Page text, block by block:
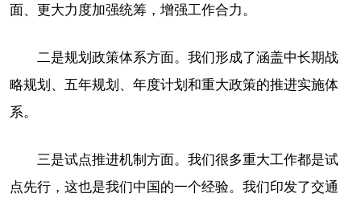
面、更大力度加强统筹，增强工作合力。
二是规划政策体系方面。我们形成了涵盖中长期战
略规划、五年规划、年度计划和重大政策的推进实施体
系。
三是试点推进机制方面。我们很多重大工作都是试
点先行，这也是我们中国的一个经验。我们印发了交通